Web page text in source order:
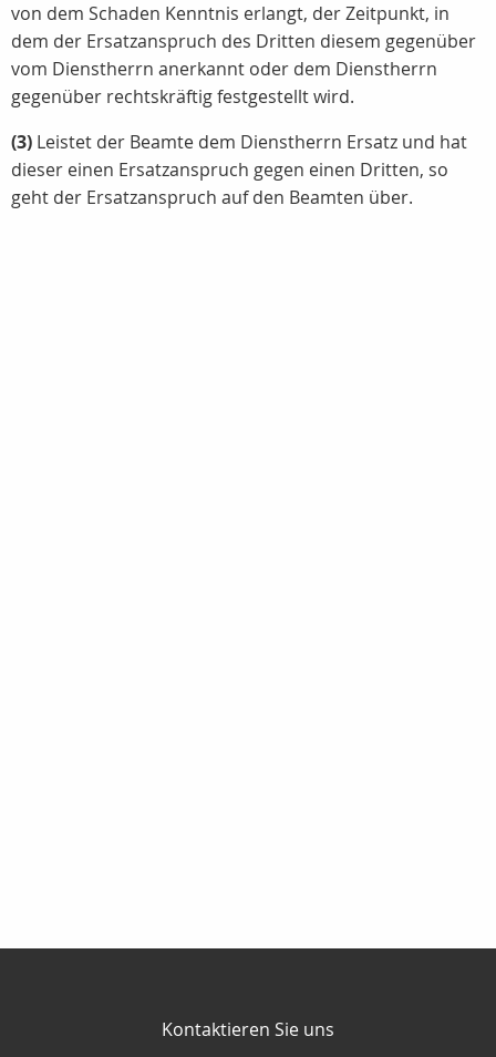
von dem Schaden Kenntnis erlangt, der Zeitpunkt, in
dem der Ersatzanspruch des Dritten diesem gegenüber
vom Dienstherrn anerkannt oder dem Dienstherrn
gegenüber rechtskräftig festgestellt wird.
(3) Leistet der Beamte dem Dienstherrn Ersatz und hat
dieser einen Ersatzanspruch gegen einen Dritten, so
geht der Ersatzanspruch auf den Beamten über.
Kontaktieren Sie uns